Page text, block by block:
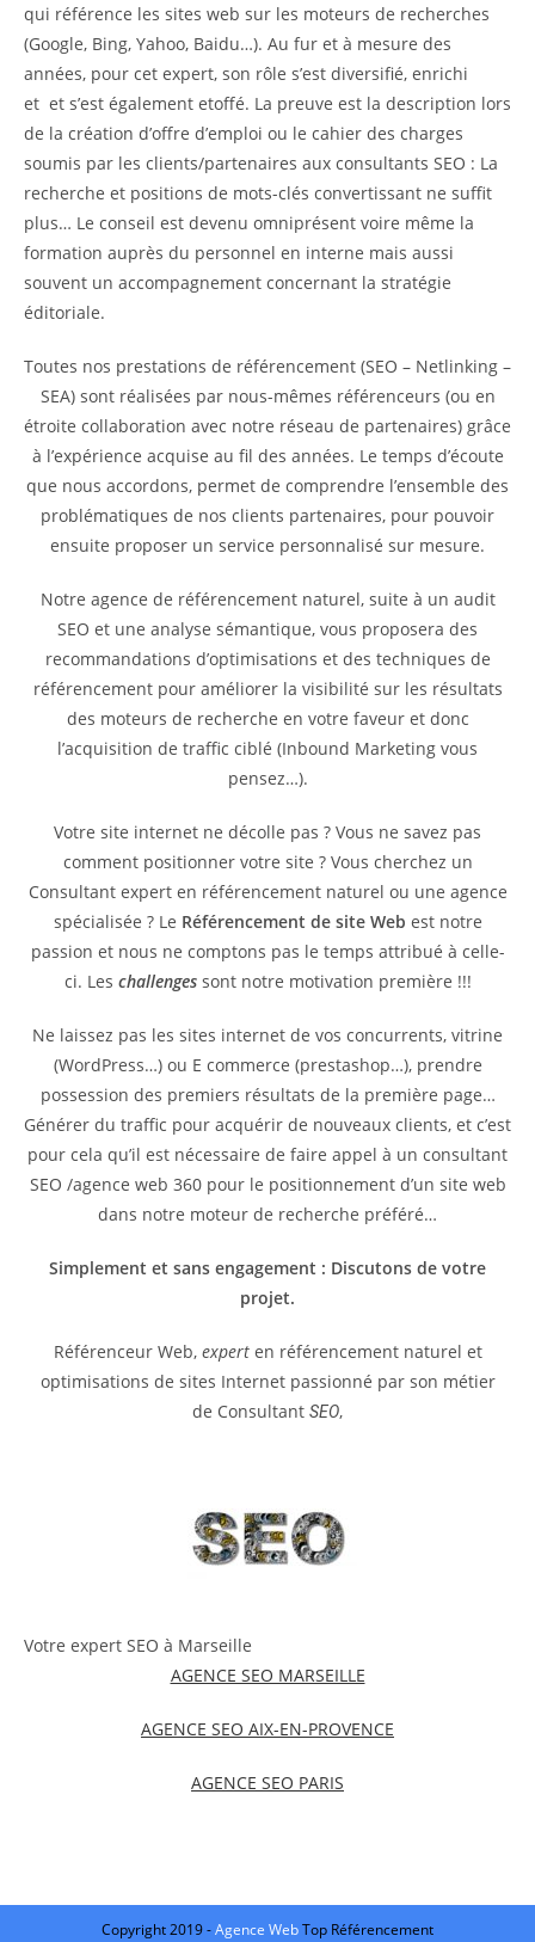
qui référence les sites web sur les moteurs de recherches
(Google, Bing, Yahoo, Baidu…). Au fur et à mesure des
années, pour cet expert, son rôle s’est diversifié, enrichi
et et s’est également etoffé. La preuve est la description lors
de la création d’offre d’emploi ou le cahier des charges
soumis par les clients/partenaires aux consultants SEO : La
recherche et positions de mots-clés convertissant ne suffit
plus… Le conseil est devenu omniprésent voire même la
formation auprès du personnel en interne mais aussi
souvent un accompagnement concernant la stratégie
éditoriale.
Toutes nos prestations de référencement (SEO – Netlinking –
SEA) sont réalisées par nous-mêmes référenceurs (ou en
étroite collaboration avec notre réseau de partenaires) grâce
à l’expérience acquise au fil des années. Le temps d’écoute
que nous accordons, permet de comprendre l’ensemble des
problématiques de nos clients partenaires, pour pouvoir
ensuite proposer un service personnalisé sur mesure.
Notre agence de référencement naturel, suite à un audit
SEO et une analyse sémantique, vous proposera des
recommandations d’optimisations et des techniques de
référencement pour améliorer la visibilité sur les résultats
des moteurs de recherche en votre faveur et donc
l’acquisition de traffic ciblé (Inbound Marketing vous
pensez…).
Votre site internet ne décolle pas ? Vous ne savez pas
comment positionner votre site ? Vous cherchez un
Consultant expert en référencement naturel ou une agence
spécialisée ? Le Référencement de site Web est notre
passion et nous ne comptons pas le temps attribué à celle-
ci. Les challengessont notre motivation première !!!
Ne laissez pas les sites internet de vos concurrents, vitrine
(WordPress…) ou E commerce (prestashop…), prendre
possession des premiers résultats de la première page…
Générer du traffic pour acquérir de nouveaux clients, et c’est
pour cela qu’il est nécessaire de faire appel à un consultant
SEO /agence web 360 pour le positionnement d’un site web
dans notre moteur de recherche préféré…
Simplement et sans engagement : Discutons de votre
projet.
Référenceur Web, experten référencement naturel et
optimisations de sites Internet passionné par son métier
de Consultant SEO,
Votre expert SEO à Marseille
AGENCE SEO MARSEILLE
AGENCE SEO AIX-EN-PROVENCE
AGENCE SEO PARIS
Copyright 2019 -Agence WebTop Référencement